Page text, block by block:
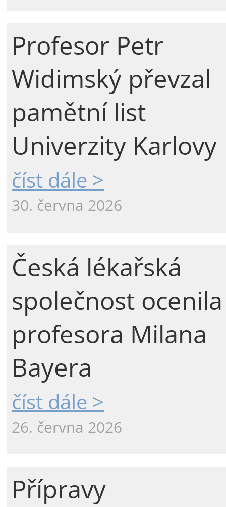
Profesor Petr
Widimský převzal
pamětní list
Univerzity Karlovy
číst dále >
30. června 2026
Česká lékařská
společnost ocenila
profesora Milana
Bayera
číst dále >
26. června 2026
Přípravy